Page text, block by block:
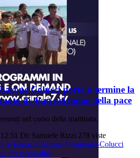
Colucci porta a termine la
di 4km nel nome della pace
nel corso della mattinata.
Di: Samuele Rizzi 278 viste
Egnazia Barone-Vitantonio-Colucci
PaceAttualità